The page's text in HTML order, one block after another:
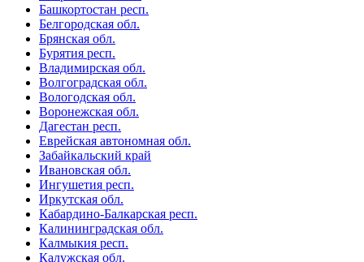
Башкортостан респ.
Белгородская обл.
Брянская обл.
Бурятия респ.
Владимирская обл.
Волгоградская обл.
Вологодская обл.
Воронежская обл.
Дагестан респ.
Еврейская автономная обл.
Забайкальский край
Ивановская обл.
Ингушетия респ.
Иркутская обл.
Кабардино-Балкарская респ.
Калининградская обл.
Калмыкия респ.
Калужская обл.